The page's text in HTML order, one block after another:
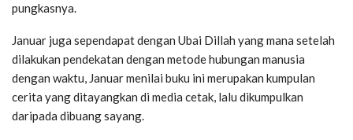
pungkasnya.
Januar juga sependapat dengan Ubai Dillah yang mana setelah
dilakukan pendekatan dengan metode hubungan manusia
dengan waktu, Januar menilai buku ini merupakan kumpulan
cerita yang ditayangkan di media cetak, lalu dikumpulkan
daripada dibuang sayang.